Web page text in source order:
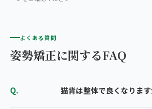
よくある質問
姿勢矯正に関するFAQ
猫背は整体で良くなります